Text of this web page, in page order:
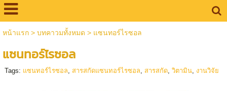
หน้าแรก> บทคาวมทั้งหมด > แซนทอร์ไรซอล
แซนทอร์ไรซอล
Tags: แซนทอร์ไรซอล, สารสกัดแซนทอร์ไรซอล, สารสกัด, วิตามิน, งานวิจัย